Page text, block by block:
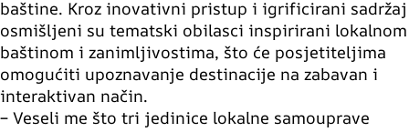
baštine. Kroz inovativni pristup i igrificirani sadržaj
osmišljeni su tematski obilasci inspirirani lokalnom
baštinom i zanimljivostima, što će posjetiteljima
omogućiti upoznavanje destinacije na zabavan i
interaktivan način.
– Veseli me što tri jedinice lokalne samouprave